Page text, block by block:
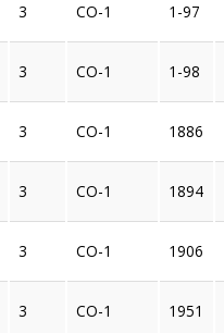
3 CO-1 1-97
3 CO-1 1-98
3 CO-1 1886
3 CO-1 1894
3 CO-1 1906
3 CO-1 1951